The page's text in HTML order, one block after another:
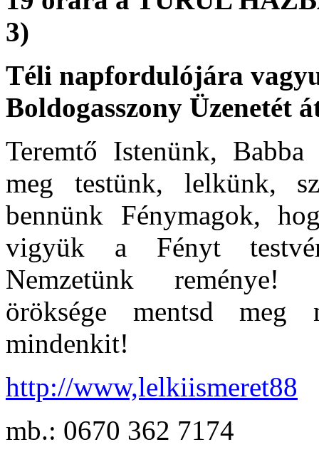
3)
Téli napfordulójára
Boldogasszony
Teremtő Istenünk,
meg testünk, lelkünk,
bennünk Fénymagok,
vigyük a Fényt
Nemzetünk
öröksége mentsd meg
mindenkit!
http://www,lelkiismeret88
mb.: 0670 362 7174